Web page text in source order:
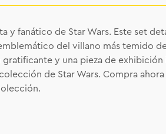
y fanático de Star Wars. Este set
del villano más temido
y una pieza de exhibición
de Star Wars. Compra